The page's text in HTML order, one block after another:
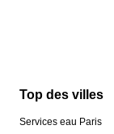
Top des villes
Services eau Paris